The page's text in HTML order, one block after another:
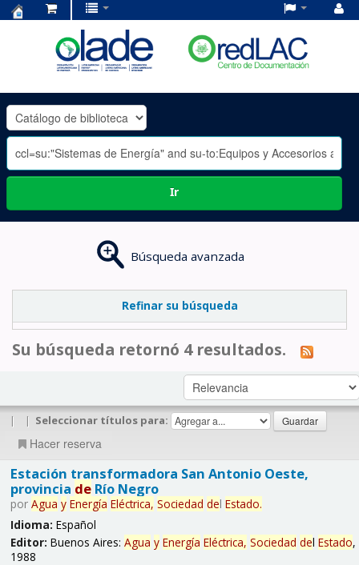
OLADE
-
Ir
Búsqueda avanzada
Refinar su búsqueda
Su búsqueda retornó 4 resultados.
| | Seleccionar títulos para:
Hacer reserva
Estación transformadora San Antonio Oeste,
provincia deRío Negro
por Agua y Energía Eléctrica, Sociedad del Estado.
Idioma: Español
Editor: Buenos Aires: Agua y Energía Eléctrica, Sociedad del Estado,
1988